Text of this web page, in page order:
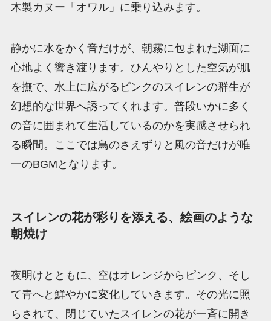
木製カヌー「オワル」に乗り込みます。
静かに水をかく音だけが、朝霧に包まれた湖面に
心地よく響き渡ります。ひんやりとした空気が肌
を撫で、水上に広がるピンクのスイレンの群生が
幻想的な世界へ誘ってくれます。普段いかに多く
の音に囲まれて生活しているのかを実感させられ
る瞬間。ここでは鳥のさえずりと風の音だけが唯
一のBGMとなります。
スイレンの花が彩りを添える、絵画のような
朝焼け
夜明けとともに、空はオレンジからピンク、そし
て青へと鮮やかに変化していきます。その光に照
らされて、閉じていたスイレンの花が一斉に開き